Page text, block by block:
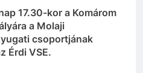
17.30-kor a Komárom
a Molaji
csoportjának
Érdi VSE.